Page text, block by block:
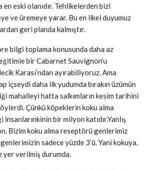
en eski olanıdır. Tehlikelerden bizi
ve üremeye yarar. Bu en ilkel duyumuz
geri planda kalmıştır.
bilgi toplama konusunda daha az
bir Cabarnet Sauvignon’u
Karası’ndan ayırabiliyoruz. Ama
içseydi daha ilk yudumda bırakın üzümün
mahalleyi hatta salkımların kesim tarihini
Çünkü köpeklerin koku alma
insanlarınkinin bir milyon katıdır.Yanlış
Bizim koku alma reseptörü genlerimiz
sadece yüzde 3’ü. Yani kokuya,
yer verilmiş durumda.